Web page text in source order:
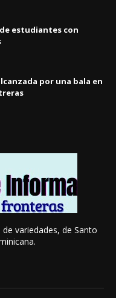
de estudiantes con
por una bala en
variedades, de Santo